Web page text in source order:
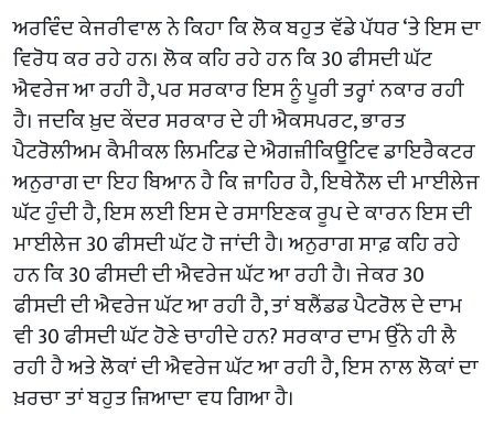
ਅਰਵਿੰਦ ਕੇਜਰੀਵਾਲ ਨੇ ਕਿਹਾ ਕਿ ਲੋਕ ਬਹੁਤ ਵੱਡੇ ਪੱਧਰ ‘ਤੇ ਇਸ ਦਾ
ਵਿਰੋਧ ਕਰ ਰਹੇ ਹਨ। ਲੋਕ ਕਹਿ ਰਹੇ ਹਨ ਕਿ 30 ਫੀਸਦੀ ਘੱਟ
ਐਵਰੇਜ ਆ ਰਹੀ ਹੈ, ਪਰ ਸਰਕਾਰ ਇਸ ਨੂੰ ਪੂਰੀ ਤਰ੍ਹਾਂ ਨਕਾਰ ਰਹੀ
ਹੈ। ਜਦਕਿ ਖ਼ੁਦ ਕੇਂਦਰ ਸਰਕਾਰ ਦੇ ਹੀ ਐਕਸਪਰਟ, ਭਾਰਤ
ਪੈਟਰੋਲੀਅਮ ਕੈਮੀਕਲ ਲਿਮਟਿਡ ਦੇ ਐਗਜ਼ੀਕਿਊਟਿਵ ਡਾਇਰੈਕਟਰ
ਅਨੁਰਾਗ ਦਾ ਇਹ ਬਿਆਨ ਹੈ ਕਿ ਜ਼ਾਹਿਰ ਹੈ, ਇਥੇਨੌਲ ਦੀ ਮਾਈਲੇਜ
ਘੱਟ ਹੁੰਦੀ ਹੈ, ਇਸ ਲਈ ਇਸ ਦੇ ਰਸਾਇਣਕ ਰੂਪ ਦੇ ਕਾਰਨ ਇਸ ਦੀ
ਮਾਈਲੇਜ 30 ਫੀਸਦੀ ਘੱਟ ਹੋ ਜਾਂਦੀ ਹੈ। ਅਨੁਰਾਗ ਸਾਫ਼ ਕਹਿ ਰਹੇ
ਹਨ ਕਿ 30 ਫੀਸਦੀ ਦੀ ਐਵਰੇਜ ਘੱਟ ਆ ਰਹੀ ਹੈ। ਜੇਕਰ 30
ਫੀਸਦੀ ਦੀ ਐਵਰੇਜ ਘੱਟ ਆ ਰਹੀ ਹੈ, ਤਾਂ ਬਲੈਂਡਡ ਪੈਟਰੋਲ ਦੇ ਦਾਮ
ਵੀ 30 ਫੀਸਦੀ ਘੱਟ ਹੋਣੇ ਚਾਹੀਦੇ ਹਨ? ਸਰਕਾਰ ਦਾਮ ਉੱਨੇ ਹੀ ਲੈ
ਰਹੀ ਹੈ ਅਤੇ ਲੋਕਾਂ ਦੀ ਐਵਰੇਜ ਘੱਟ ਆ ਰਹੀ ਹੈ, ਇਸ ਨਾਲ ਲੋਕਾਂ ਦਾ
ਖ਼ਰਚਾ ਤਾਂ ਬਹੁਤ ਜ਼ਿਆਦਾ ਵਧ ਗਿਆ ਹੈ।